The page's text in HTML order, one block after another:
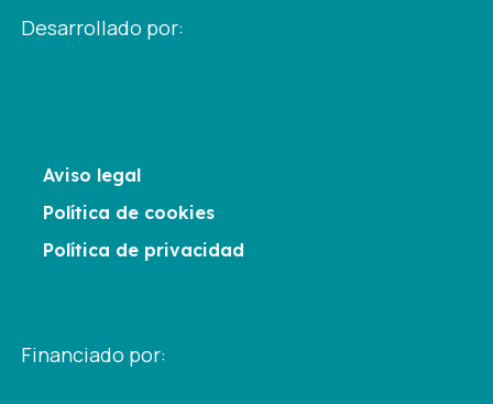
Desarrollado por:
Aviso legal
Política de cookies
Política de privacidad
Financiado por: